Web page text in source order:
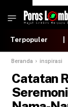
Terpopuler
Beranda inspirasi
Catatan